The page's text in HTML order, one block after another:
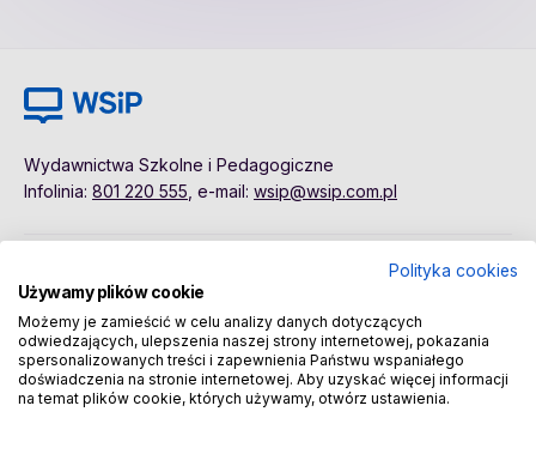
Wydawnictwa Szkolne i Pedagogiczne
Infolinia: 801 220 555 , e-mail: wsip@wsip.com.pl
Dane osobowe
Regulamin
Pierwsze kroki
Sklep
Polityka cookies
Używamy plików cookie
Możemy je zamieścić w celu analizy danych dotyczących
odwiedzających, ulepszenia naszej strony internetowej, pokazania
spersonalizowanych treści i zapewnienia Państwu wspaniałego
doświadczenia na stronie internetowej. Aby uzyskać więcej informacji
na temat plików cookie, których używamy, otwórz ustawienia.